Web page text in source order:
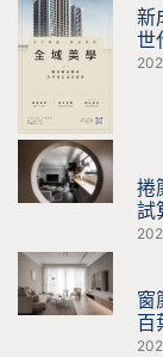
新
世
捲
試
窗
百